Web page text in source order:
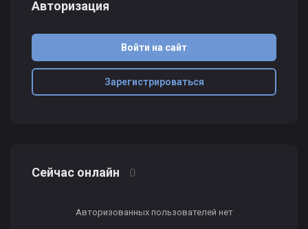
Авторизация
Войти на сайт
Зарегистрироваться
Сейчас онлайн 0
Авторизованных пользователей нет